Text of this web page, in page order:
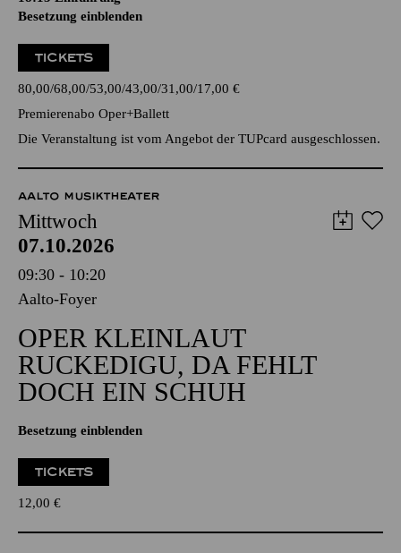
Besetzung einblenden
TICKETS
80,00 68,00 53,00 43,00 31,00 17,00 €
Premierenabo Oper+Ballett
Die Veranstaltung ist vom Angebot der TUPcard ausgeschlossen.
AALTO MUSIKTHEATER
Mittwoch
07.10.2026
09:30 - 10:20
Aalto-Foyer
OPER KLEINLAUT
RUCKEDIGU, DA FEHLT
DOCH EIN SCHUH
Besetzung einblenden
TICKETS
12,00 €